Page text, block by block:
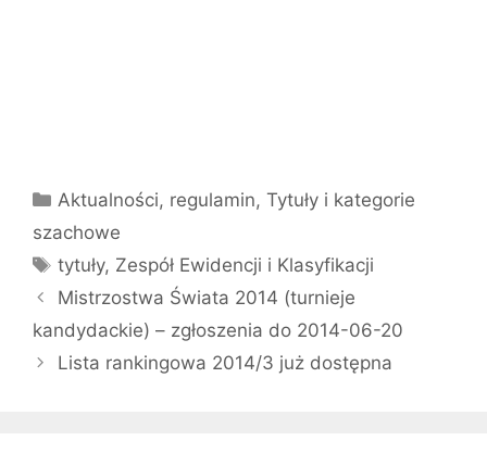
Kategorie
Aktualności, regulamin,Tytuły i kategorie
szachowe
Tagi
tytuły, Zespół Ewidencji i Klasyfikacji
Mistrzostwa Świata 2014 (turnieje
kandydackie) – zgłoszenia do 2014-06-20
Lista rankingowa 2014/3 już dostępna